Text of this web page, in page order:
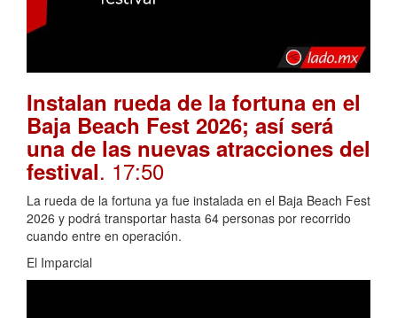
Instalan rueda de la fortuna en el
Baja Beach Fest 2026; así será
una de las nuevas atracciones del
festival. 17:50
La rueda de la fortuna ya fue instalada en el Baja Beach Fest
2026 y podrá transportar hasta 64 personas por recorrido
cuando entre en operación.
El Imparcial